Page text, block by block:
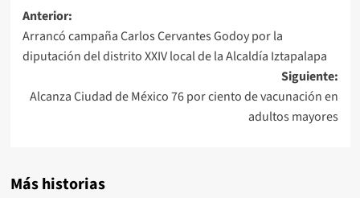
Navegación
de
entradas
Anterior:
Arrancó campaña Carlos Cervantes Godoy por la
diputación del distrito XXIV local de la Alcaldía Iztapalapa
Siguiente:
Alcanza Ciudad de México 76 por ciento de vacunación en
adultos mayores
Más historias